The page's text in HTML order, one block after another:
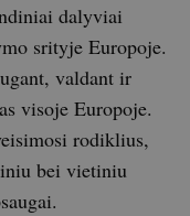
dalyviai
srityje Europoje.
valdant ir
visoje Europoje.
rodiklius,
bei vietiniu